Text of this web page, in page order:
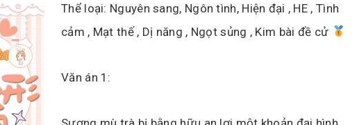
Thể loại: Nguyên sang, Ngôn tình, Hiện đại , HE , Tình
cảm , Mạt thế , Dị năng , Ngọt sủng , Kim bài đề cử
Văn án 1: